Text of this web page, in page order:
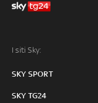
I siti Sky:
SKY SPORT
SKY TG24